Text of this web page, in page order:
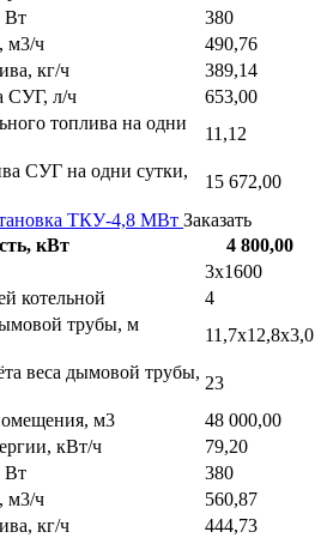
Вт
380
м3/ч
490,76
кг/ч
389,14
СУГ, л/ч
653,00
топлива на одни
11,12
СУГ на одни сутки,
15 672,00
ТКУ-4,8 МВт Заказать
кВт
4 800,00
3х1600
котельной
4
трубы, м
11,7х12,8х3,0
веса дымовой трубы,
23
м3
48 000,00
кВт/ч
79,20
Вт
380
м3/ч
560,87
кг/ч
444,73